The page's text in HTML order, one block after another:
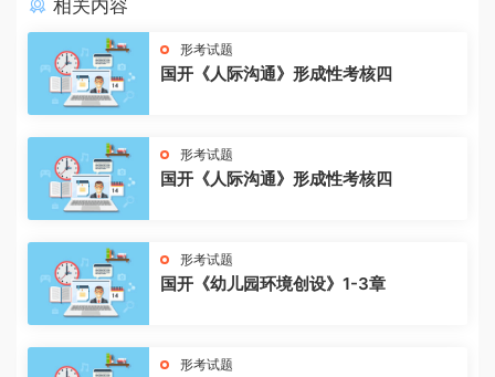
相关内容
形考试题
国开《人际沟通》形成性考核四
形考试题
国开《人际沟通》形成性考核四
形考试题
国开《幼儿园环境创设》1-3章
形考试题